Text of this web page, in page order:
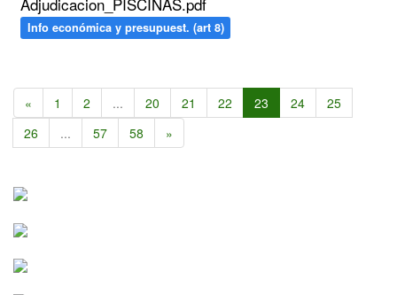
Info económica y presupuest. (art 8)
« 1 2 ... 20 21 22 23 24
25
26
... 57 58 »